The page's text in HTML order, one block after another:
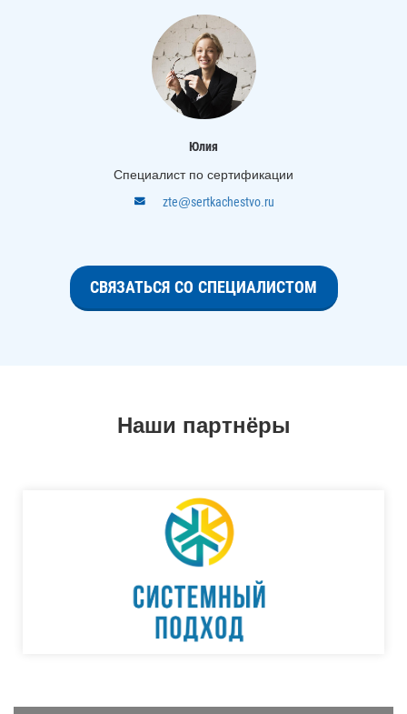
Юлия
Специалист по сертификации
zte@sertkachestvo.ru
СВЯЗАТЬСЯ СО СПЕЦИАЛИСТОМ
Наши партнёры